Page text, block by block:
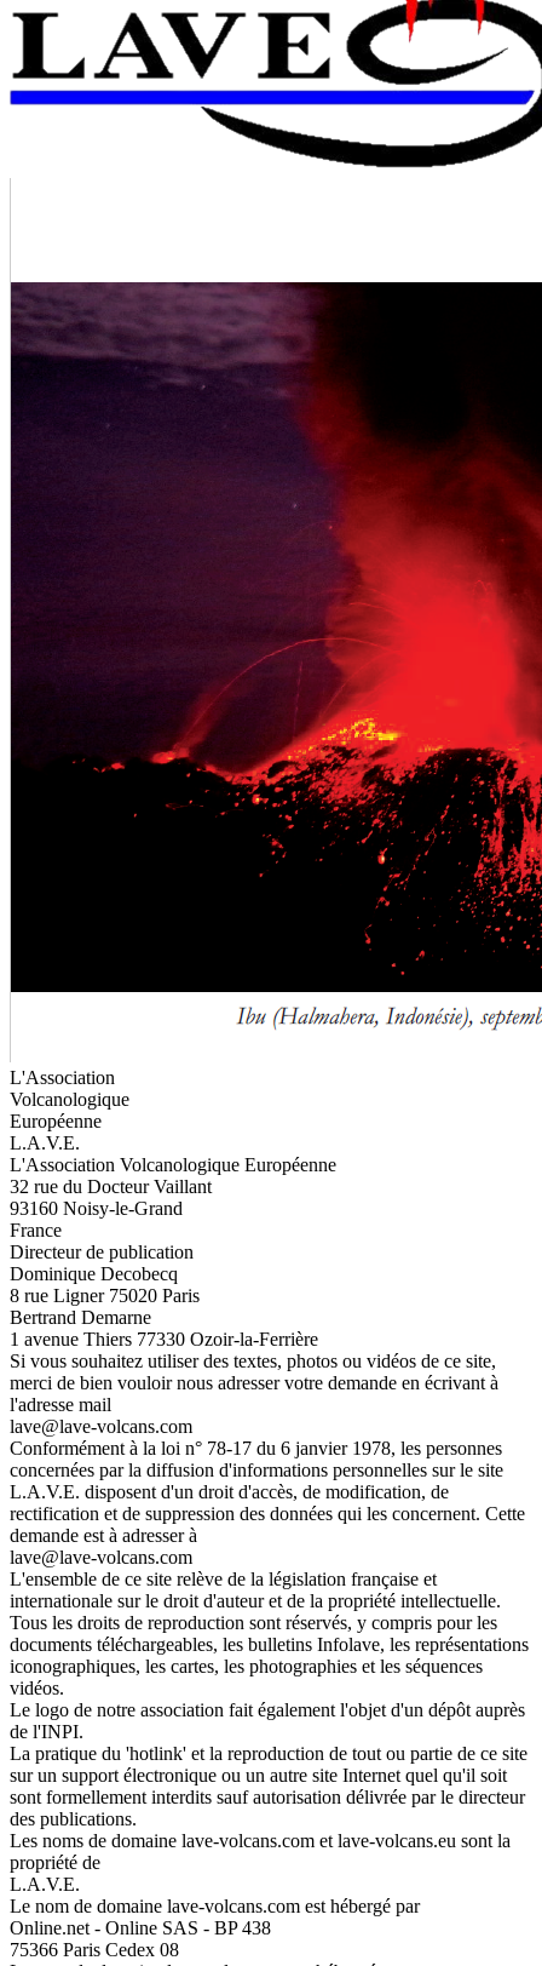
L'Association
Volcanologique
Européenne
L.A.V.E.
L'Association Volcanologique Européenne
32 rue du Docteur Vaillant
93160 Noisy-le-Grand
France
Directeur de publication
Dominique Decobecq
8 rue Ligner 75020 Paris
Bertrand Demarne
1 avenue Thiers 77330 Ozoir-la-Ferrière
Si vous souhaitez utiliser des textes, photos ou vidéos de ce site,
merci de bien vouloir nous adresser votre demande en écrivant à
l'adresse mail
lave@lave-volcans.com
Conformément à la loi n° 78-17 du 6 janvier 1978, les personnes
concernées par la diffusion d'informations personnelles sur le site
L.A.V.E. disposent d'un droit d'accès, de modification, de
rectification et de suppression des données qui les concernent. Cette
demande est à adresser à
lave@lave-volcans.com
L'ensemble de ce site relève de la législation française et
internationale sur le droit d'auteur et de la propriété intellectuelle.
Tous les droits de reproduction sont réservés, y compris pour les
documents téléchargeables, les bulletins Infolave, les représentations
iconographiques, les cartes, les photographies et les séquences
vidéos.
Le logo de notre association fait également l'objet d'un dépôt auprès
de l'INPI.
La pratique du 'hotlink' et la reproduction de tout ou partie de ce site
sur un support électronique ou un autre site Internet quel qu'il soit
sont formellement interdits sauf autorisation délivrée par le directeur
des publications.
Les noms de domaine lave-volcans.com et lave-volcans.eu sont la
propriété de
L.A.V.E.
Le nom de domaine lave-volcans.com est hébergé par
Online.net - Online SAS - BP 438
75366 Paris Cedex 08